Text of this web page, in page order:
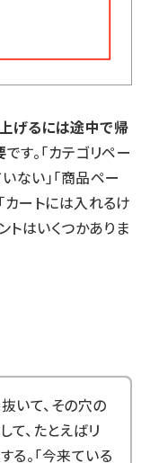
げるには途中で帰
です。「カテゴリペー
ない」「商品ペー
カートには入れるけ
トはいくつかありま
いて、その穴の
て、たとえばリ
る。「今来ている